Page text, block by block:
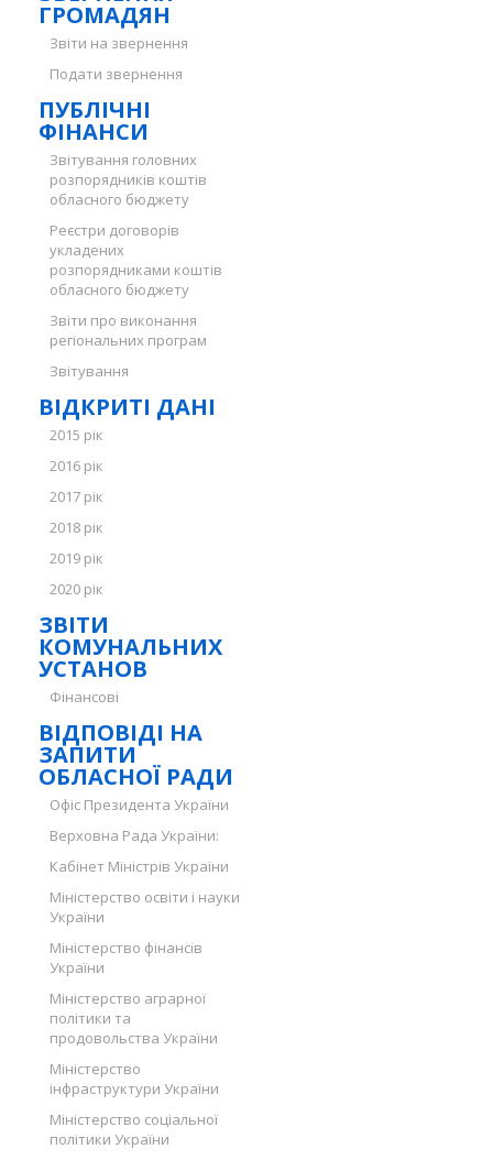
ГРОМАДЯН
Звіти на звернення
Подати звернення
ПУБЛІЧНІ
ФІНАНСИ
Звітування головних
розпорядників коштів
обласного бюджету
Реєстри договорів
укладених
розпорядниками коштів
обласного бюджету
Звіти про виконання
регіональних програм
Звітування
ВІДКРИТІ ДАНІ
2015 рік
2016 рік
2017 рік
2018 рік
2019 рік
2020 рік
ЗВІТИ
КОМУНАЛЬНИХ
УСТАНОВ
Фінансові
ВІДПОВІДІ НА
ЗАПИТИ
ОБЛАСНОЇ РАДИ
Офіс Президента України
Верховна Рада України:
Кабінет Міністрів України
Міністерство освіти і науки
України
Міністерство фінансів
України
Міністерство аграрної
політики та
продовольства України
Міністерство
інфраструктури України
Міністерство соціальної
політики України